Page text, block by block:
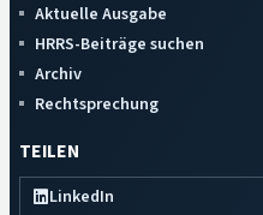
Aktuelle Ausgabe
HRRS-Beiträge suchen
Archiv
Rechtsprechung
TEILEN
LinkedIn